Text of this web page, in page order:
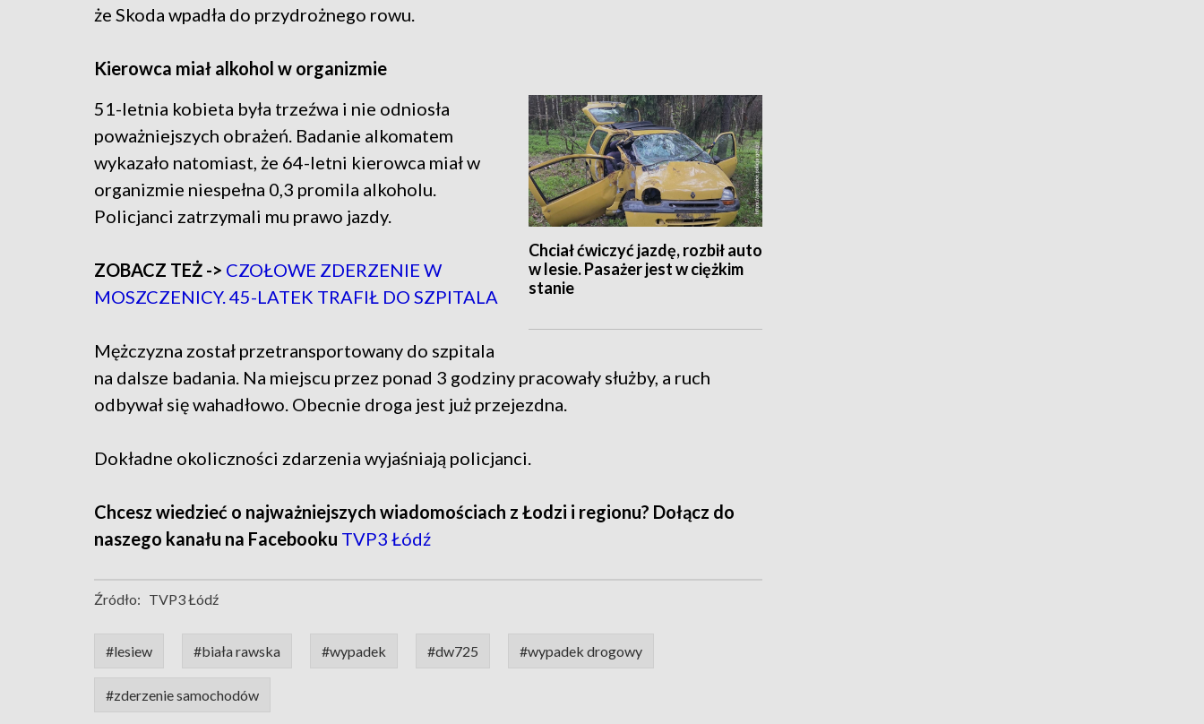
że Skoda wpadła do przydrożnego rowu.
Kierowca miał alkohol w organizmie
Chciał ćwiczyć jazdę, rozbił auto
w lesie. Pasażer jest w ciężkim
stanie
51-letnia kobieta była trzeźwa i nie odniosła
poważniejszych obrażeń. Badanie alkomatem
wykazało natomiast, że 64-letni kierowca miał w
organizmie niespełna 0,3 promila alkoholu.
Policjanci zatrzymali mu prawo jazdy.
ZOBACZ TEŻ -> CZOŁOWE ZDERZENIE W
MOSZCZENICY. 45-LATEK TRAFIŁ DO SZPITALA
Mężczyzna został przetransportowany do szpitala
na dalsze badania. Na miejscu przez ponad 3 godziny pracowały służby, a ruch
odbywał się wahadłowo. Obecnie droga jest już przejezdna.
Dokładne okoliczności zdarzenia wyjaśniają policjanci.
Chcesz wiedzieć o najważniejszych wiadomościach z Łodzi i regionu? Dołącz do
naszego kanału na Facebooku TVP3 Łódź
Źródło: TVP3 Łódź
#lesiew #biała rawska #wypadek #dw725 #wypadek drogowy
#zderzenie samochodów